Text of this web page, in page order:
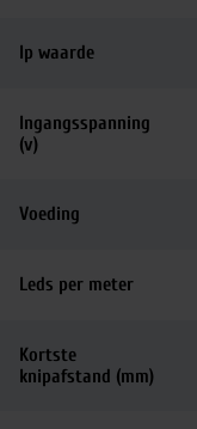
Ip waarde
Ingangsspanning
(v)
Voeding
Leds per meter
Kortste
knipafstand (mm)